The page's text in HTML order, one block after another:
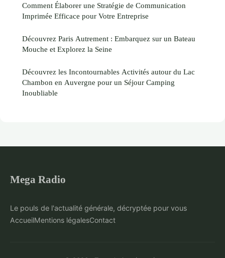
Comment Élaborer une Stratégie de Communication
Imprimée Efficace pour Votre Entreprise
Découvrez Paris Autrement : Embarquez sur un Bateau
Mouche et Explorez la Seine
Découvrez les Incontournables Activités autour du Lac
Chambon en Auvergne pour un Séjour Camping
Inoubliable
Mega Radio
Le pouls de l'actualité générale, décryptée pour vous
AccueilMentions légalesContact